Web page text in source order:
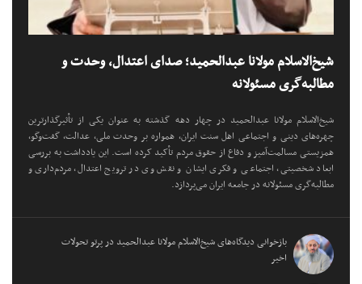
شیخ‌الاسلام مولانا عبدالحمید؛ صدای اعتدال، وحدت و
مطالبه‌گری مسئولانه
شیخ‌الاسلام مولانا عبدالحمید در چهار دهه گذشته به عنوان یکی از تأثیرگذارترین
چهره‌های دینی و اجتماعی اهل سنت ایران، همواره بر وحدت ملی، عدالت، گفت‌وگو،
همزیستی مسالمت‌آمیز و دفاع از حقوق مردم تأکید کرده است. این یادداشت به بررسی
ابعاد شخصیتی، اجتماعی و فکری ایشان و نقش وی در ترویج اعتدال، مردم‌داری و
مطالبه‌گری مسئولانه در جامعه ایران می‌پردازد.
بازخوانی دیدگاه‌های شیخ‌الاسلام مولانا عبدالحمید در پرتو تحولات
اخیر